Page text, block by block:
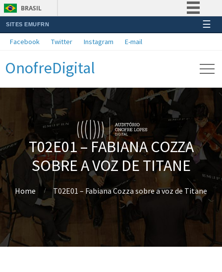
BRASIL
Simplifique!
Acesso à informação
Legislação
SITES EMUFRN ☰
Facebook Twitter Instagram E-mail
OnofreDigital
T02E01 – FABIANA COZZA
SOBRE A VOZ DE TITANE
Home T02E01 – Fabiana Cozza sobre a voz de Titane